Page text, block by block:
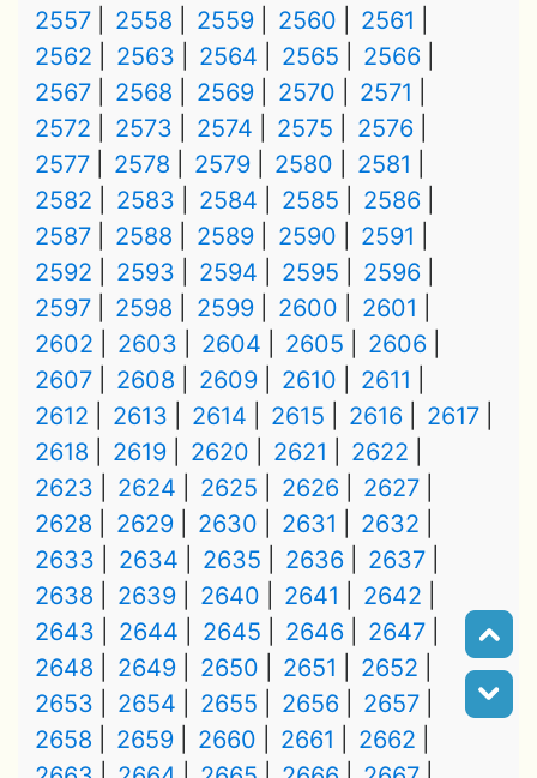
2557
2558 2559 2560
2561
2562
2563 2564 2565
2566
2567
2568 2569 2570
2571
2572
2573 2574 2575
2576
2577
2578 2579 2580
2581
2582
2583 2584 2585
2586
2587
2588 2589 2590
2591
2592
2593 2594 2595
2596
2597
2598 2599 2600
2601
2602
2603 2604 2605
2606
2607
2608 2609 2610
2611
2612
2613 2614 2615 2616
2617
2618
2619 2620 2621
2622
2623
2624 2625 2626
2627
2628
2629 2630 2631
2632
2633
2634 2635 2636
2637
2638
2639 2640 2641
2642
2643
2644 2645 2646
2647
2648
2649 2650 2651
2652
2653
2654 2655 2656
2657
2658
2659 2660 2661
2662